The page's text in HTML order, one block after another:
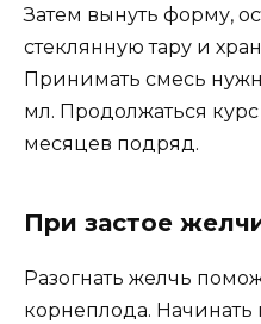
Затем вынуть форму,
стеклянную тару и
Принимать смесь
мл. Продолжаться
месяцев подряд.
При застое
Разогнать желчь
корнеплода.